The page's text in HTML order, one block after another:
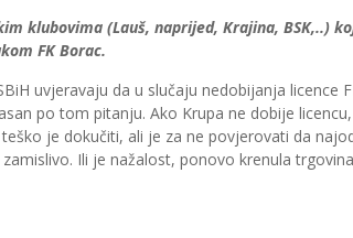
klubovima (Lauš, naprijed, Krajina, BSK,..)
FK Borac.
uvjeravaju da u slučaju nedobijanja licence
po tom pitanju. Ako Krupa ne dobije
je dokučiti, ali je za ne povjerovati da
Ili je nažalost, ponovo krenula